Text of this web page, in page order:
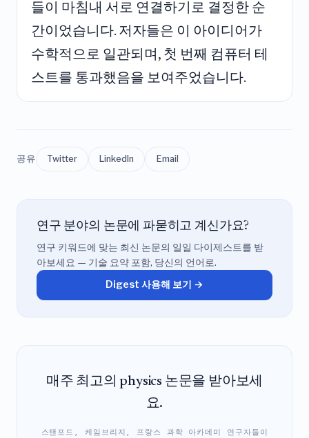
들이 마침내 서로 연결하기로 결정한 순
간이었습니다. 저자들은 이 아이디어가
수학적으로 일관되며, 첫 번째 컴퓨터 테
스트를 통과했음을 보여주었습니다.
공유 Twitter LinkedIn Email
연구 분야의 논문에 파묻히고 계신가요?
연구 키워드에 맞는 최신 논문의 일일 다이제스트를 받
아보세요 — 기술 요약 포함, 당신의 언어로.
Digest 사용해 보기 →
매주 최고의 physics 논문을 받아보세
요.
스탠포드, 케임브리지, 프랑스 과학 아카데미 연구자들이